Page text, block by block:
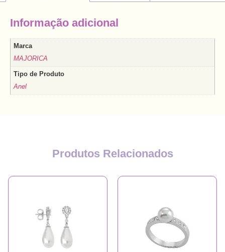
Informação adicional
Marca
MAJORICA
Tipo de Produto
Anel
Produtos Relacionados